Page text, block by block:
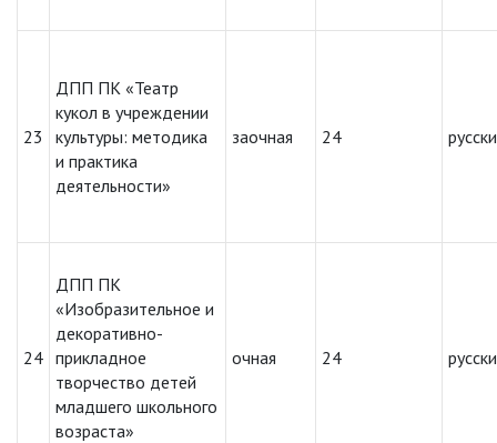
23
ДПП ПК «Театр
кукол в учреждении
культуры: методика
и практика
деятельности»
заочная 24
24
ДПП ПК
«Изобразительное и
декоративно-
прикладное
творчество детей
младшего школьного
возраста»
очная 24